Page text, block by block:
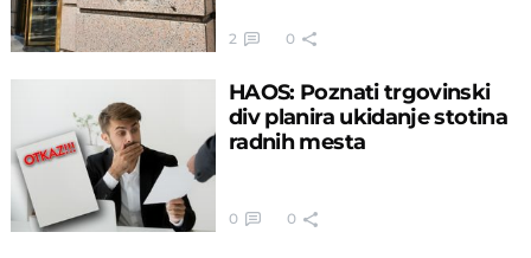
2 0
HAOS: Poznati trgovinski
div planira ukidanje stotina
radnih mesta
0 0